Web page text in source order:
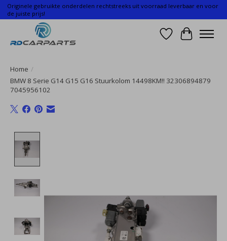
Originele gebruikte onderdelen rechtstreeks uit voorraad leverbaar en voor
de juiste prijs!
Verlanglijst
Home /
BMW 8 Serie G14 G15 G16 Stuurkolom 14498KM!! 32306894879
7045956102